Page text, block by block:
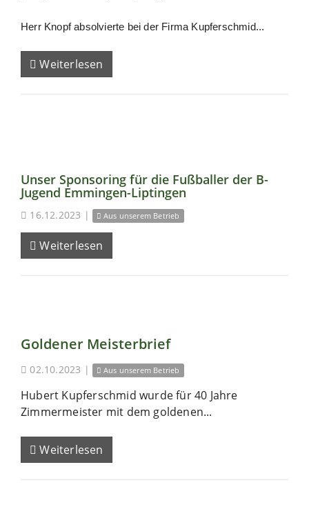
Herr Knopf absolvierte bei der Firma Kupferschmid...
Weiterlesen
Unser Sponsoring für die Fußballer der B-
Jugend Emmingen-Liptingen
16.12.2023 | Aus unserem Betrieb
Weiterlesen
Goldener Meisterbrief
02.10.2023 | Aus unserem Betrieb
Hubert Kupferschmid wurde für 40 Jahre
Zimmermeister mit dem goldenen...
Weiterlesen